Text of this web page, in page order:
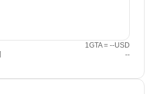
1GTA = --USD
--